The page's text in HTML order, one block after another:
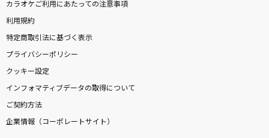
カラオケご利用にあたっての注意事項
利用規約
特定商取引法に基づく表示
プライバシーポリシー
クッキー設定
インフォマティブデータの取得について
ご契約方法
企業情報（コーポレートサイト）